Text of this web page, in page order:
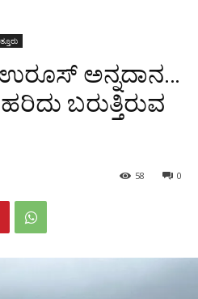
ಅನ್ನದಾನ…
ಬರುತ್ತಿರುವ
0
58